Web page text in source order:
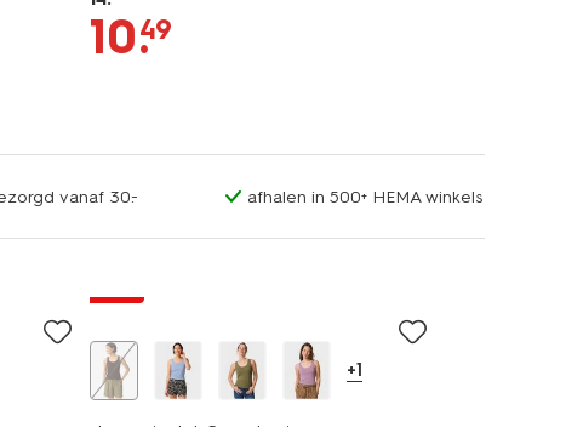
10.
49
vanaf 30.- afhalen in 500+ HEMA winkels
+1